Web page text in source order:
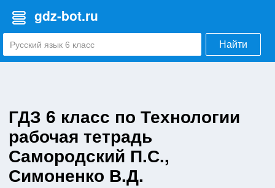
gdz-bot.ru
Найти
ГДЗ 6 класс по Технологии
рабочая тетрадь
Самородский П.С.,
Симоненко В.Д.